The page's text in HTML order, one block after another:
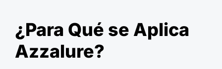
¿Para Qué se Aplica
Azzalure?